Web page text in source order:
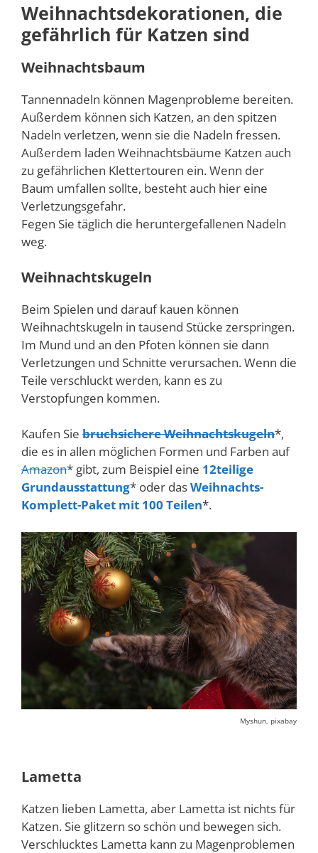
Weihnachtsdekorationen, die
gefährlich für Katzen sind
Weihnachtsbaum
Tannennadeln können Magenprobleme bereiten.
Außerdem können sich Katzen, an den spitzen
Nadeln verletzen, wenn sie die Nadeln fressen.
Außerdem laden Weihnachtsbäume Katzen auch
zu gefährlichen Klettertouren ein. Wenn der
Baum umfallen sollte, besteht auch hier eine
Verletzungsgefahr.
Fegen Sie täglich die heruntergefallenen Nadeln
weg.
Weihnachtskugeln
Beim Spielen und darauf kauen können
Weihnachtskugeln in tausend Stücke zerspringen.
Im Mund und an den Pfoten können sie dann
Verletzungen und Schnitte verursachen. Wenn die
Teile verschluckt werden, kann es zu
Verstopfungen kommen.
Kaufen Sie bruchsichere Weihnachtskugeln*,
die es in allen möglichen Formen und Farben auf
Amazon* gibt, zum Beispiel eine 12teilige
Grundausstattung* oder dasWeihnachts-
Komplett-Paket mit 100 Teilen*.
Myshun, pixabay
Lametta
Katzen lieben Lametta, aber Lametta ist nichts für
Katzen. Sie glitzern so schön und bewegen sich.
Verschlucktes Lametta kann zu Magenproblemen